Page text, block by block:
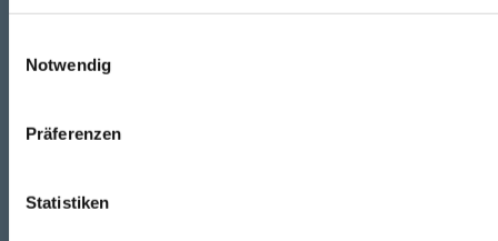
Notwendig
Präferenzen
Statistiken